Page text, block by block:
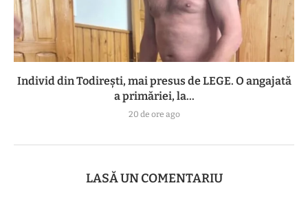
Individ din Todirești, mai presus de LEGE. O angajată
a primăriei, la...
20 de ore ago
LASĂ UN COMENTARIU